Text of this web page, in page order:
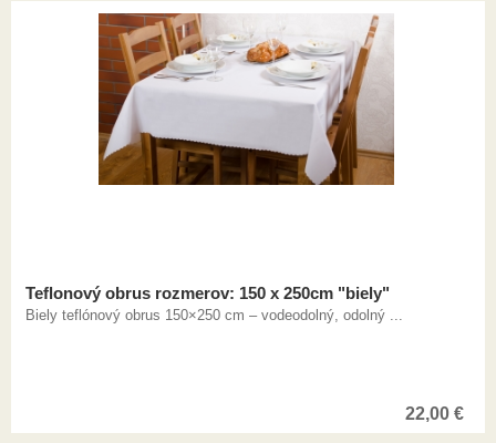
Teflonový obrus rozmerov: 150 x 250cm "biely"
Biely teflónový obrus 150×250 cm – vodeodolný, odolný ...
22,00 €